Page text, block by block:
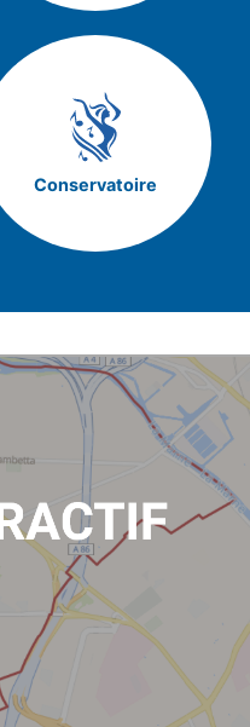
Conservatoire